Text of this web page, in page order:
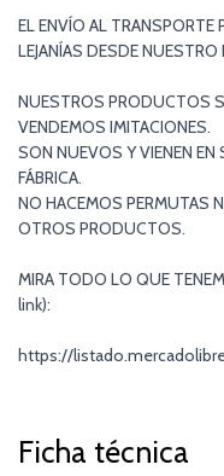
EL ENVÍO AL TRANSPORTE
LEJANÍAS DESDE
NUESTROS PRODUCTOS
VENDEMOS IMITACIONES.
SON NUEVOS Y VIENEN EN
FÁBRICA.
NO HACEMOS PERMUTAS
OTROS PRODUCTOS.
MIRA TODO LO QUE
link):
https://
Ficha técnica